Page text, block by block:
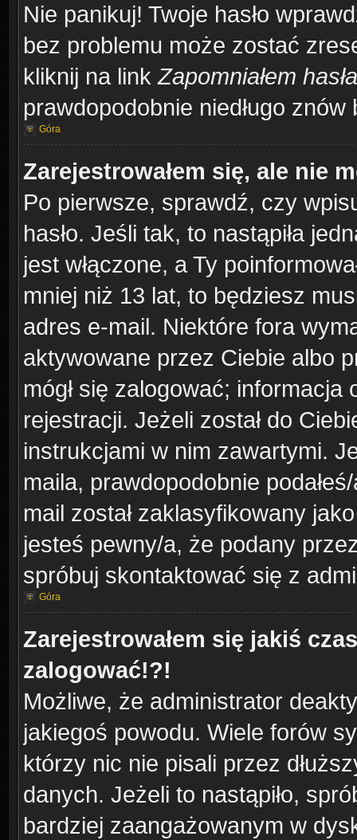
Nie panikuj! Twoje hasło
bez problemu może zostać
kliknij na linkZapomniałem hasła
prawdopodobnie niedługo
Góra
Zarejestrowałem się, ale nie
Po pierwsze, sprawdź, czy
hasło. Jeśli tak, to nastąpiła
jest włączone, a Ty
mniej niż 13 lat, to będziesz
adres e-mail. Niektóre fora
aktywowane przez Ciebie albo
mógł się zalogować;
rejestracji. Jeżeli został do
instrukcjami w nim zawartymi.
maila, prawdopodobnie
mail został zaklasyfikowany
jesteś pewny/a, że podany
spróbuj skontaktować się z
Góra
Zarejestrowałem się jakiś
zalogować!?!
Możliwe, że administrator
jakiegoś powodu. Wiele forów
którzy nic nie pisali przez
danych. Jeżeli to nastąpiło,
bardziej zaangażowanym w